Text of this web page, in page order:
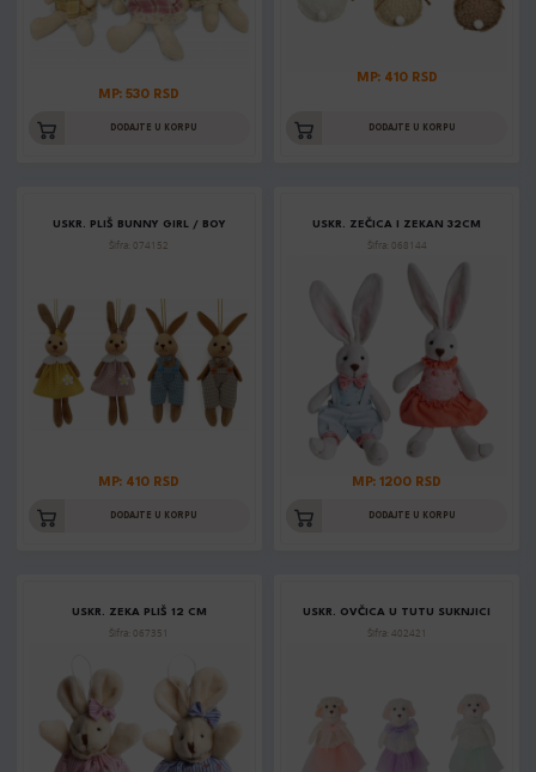
MP: 530 RSD
DODAJTE U KORPU
MP: 410 RSD
DODAJTE U KORPU
USKR. PLIŠ BUNNY GIRL / BOY
Šifra: 074152
MP: 410 RSD
DODAJTE U KORPU
USKR. ZEČICA I ZEKAN 32CM
Šifra: 068144
MP: 1200 RSD
DODAJTE U KORPU
USKR. ZEKA PLIŠ 12 CM
Šifra: 067351
USKR. OVČICA U TUTU SUKNJICI
Šifra: 402421